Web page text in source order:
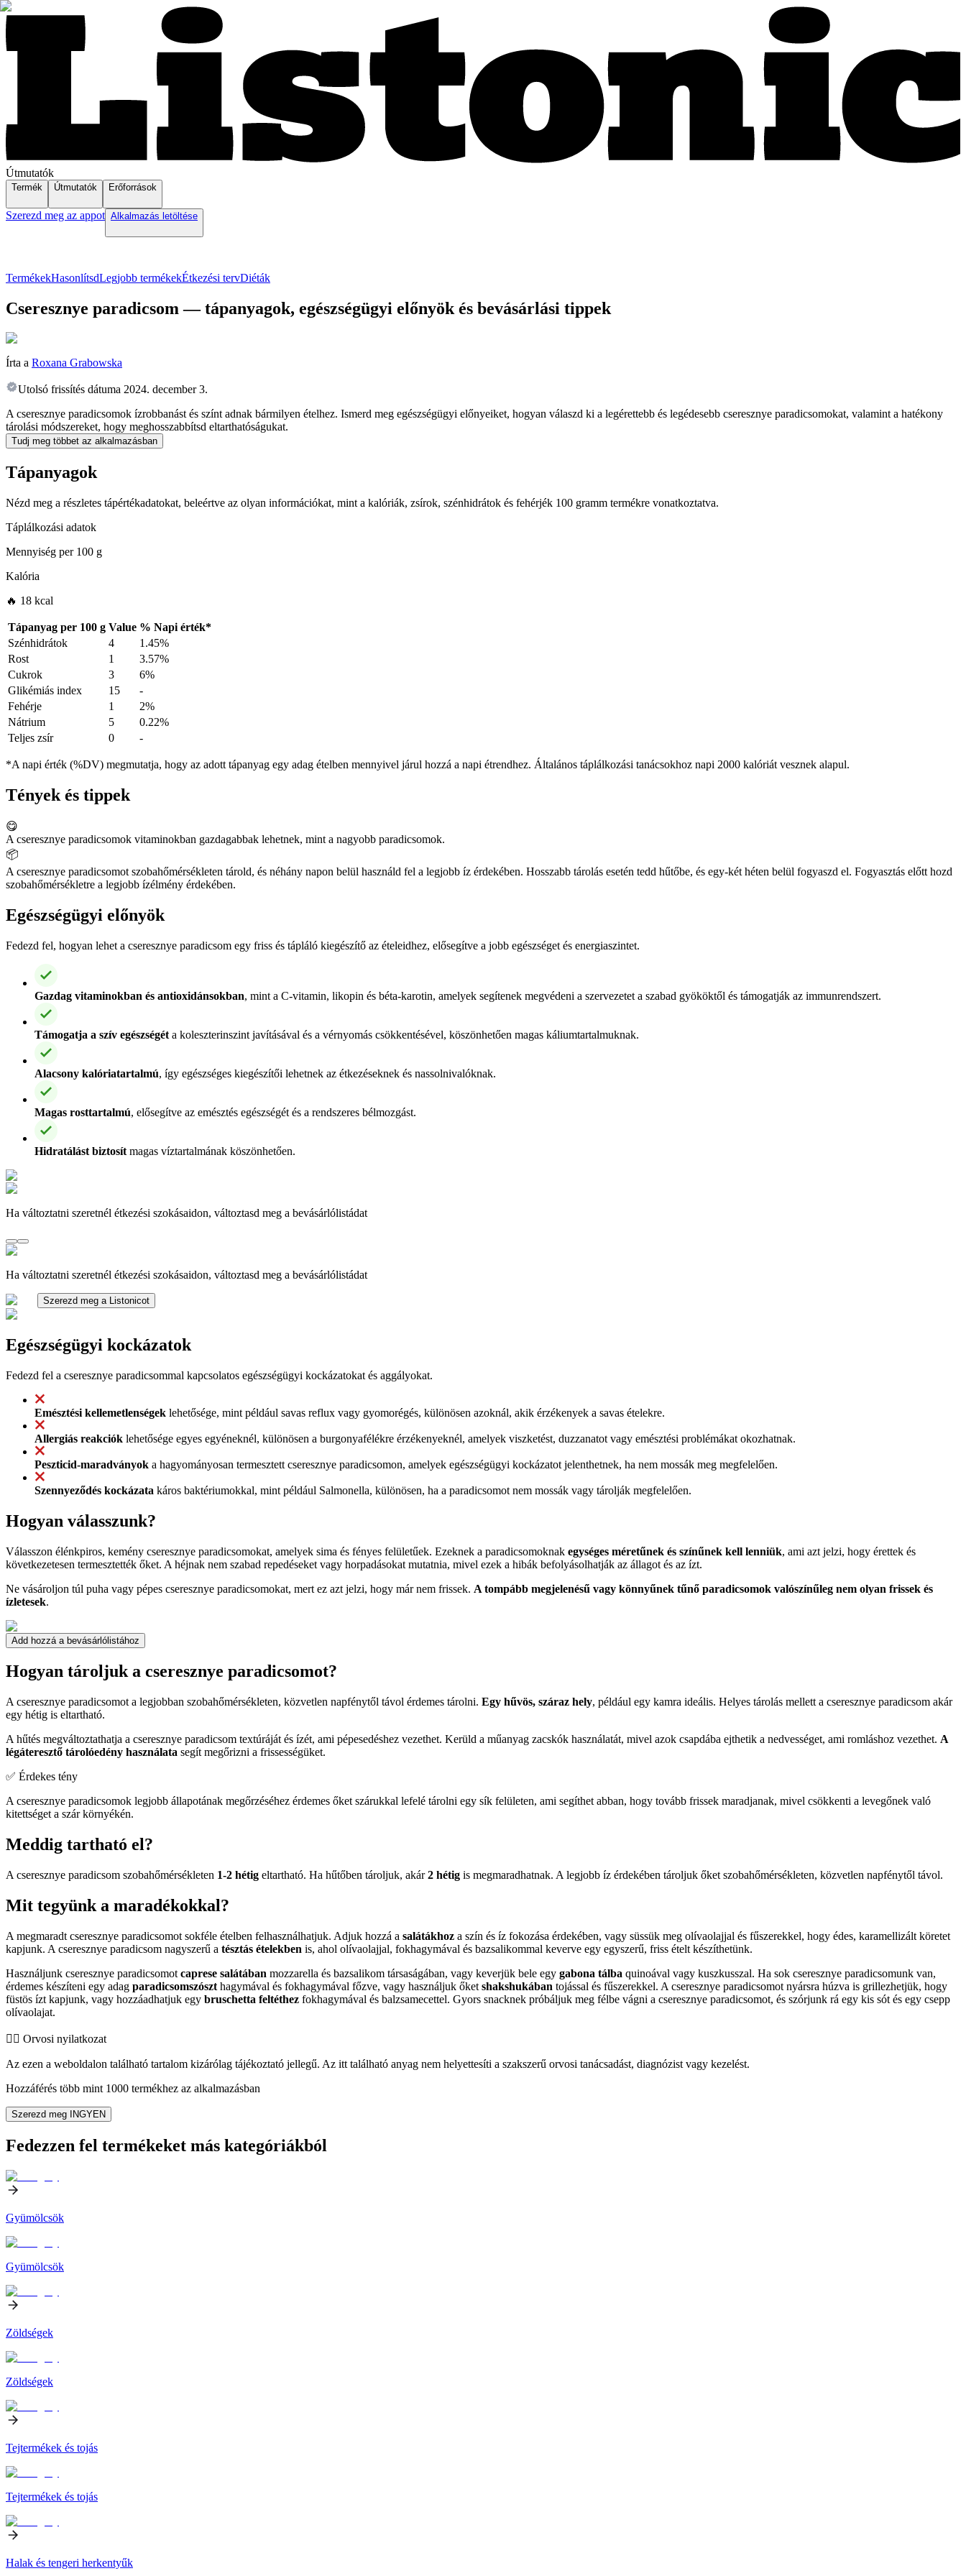
Útmutatók
Termék Útmutatók Erőforrások
Szerezd meg az appot Alkalmazás letöltése
TermékekHasonlítsdLegjobb termékekÉtkezési tervDiéták
Cseresznye paradicsom — tápanyagok, egészségügyi előnyök és bevásárlási tippek
Írta a Roxana Grabowska
Utolsó frissítés dátuma 2024. december 3.
A cseresznye paradicsomok ízrobbanást és színt adnak bármilyen ételhez. Ismerd meg egészségügyi előnyeiket, hogyan válaszd ki a legérettebb és legédesebb cseresznye paradicsomokat, valamint a hatékony
tárolási módszereket, hogy meghosszabbítsd eltarthatóságukat.
Tudj meg többet az alkalmazásban
Tápanyagok
Nézd meg a részletes tápértékadatokat, beleértve az olyan információkat, mint a kalóriák, zsírok, szénhidrátok és fehérjék 100 gramm termékre vonatkoztatva.
Táplálkozási adatok
Mennyiség per100 g
Kalória
🔥 18 kcal
Tápanyag per 100 g Value % Napi érték*
Szénhidrátok
4
1.45%
Rost
1
3.57%
Cukrok
3
6%
Glikémiás index
15
-
Fehérje
1
2%
Nátrium
5
0.22%
Teljes zsír
0 -
*A napi érték (%DV) megmutatja, hogy az adott tápanyag egy adag ételben mennyivel járul hozzá a napi étrendhez. Általános táplálkozási tanácsokhoz napi 2000 kalóriát vesznek alapul.
Tények és tippek
😋
A cseresznye paradicsomok vitaminokban gazdagabbak lehetnek, mint a nagyobb paradicsomok.
📦
A cseresznye paradicsomot szobahőmérsékleten tárold, és néhány napon belül használd fel a legjobb íz érdekében. Hosszabb tárolás esetén tedd hűtőbe, és egy-két héten belül fogyaszd el. Fogyasztás előtt hozd
szobahőmérsékletre a legjobb ízélmény érdekében.
Egészségügyi előnyök
Fedezd fel, hogyan lehet a cseresznye paradicsom egy friss és tápláló kiegészítő az ételeidhez, elősegítve a jobb egészséget és energiaszintet.
Gazdag vitaminokban és antioxidánsokban, mint a C-vitamin, likopin és béta-karotin, amelyek segítenek megvédeni a szervezetet a szabad gyököktől és támogatják az immunrendszert.
Támogatja a szív egészségét a koleszterinszint javításával és a vérnyomás csökkentésével, köszönhetően magas káliumtartalmuknak.
Alacsony kalóriatartalmú, így egészséges kiegészítői lehetnek az étkezéseknek és nassolnivalóknak.
Magas rosttartalmú, elősegítve az emésztés egészségét és a rendszeres bélmozgást.
Hidratálást biztosít magas víztartalmának köszönhetően.
Ha változtatni szeretnél étkezési szokásaidon, változtasd meg a bevásárlólistádat
Ha változtatni szeretnél étkezési szokásaidon, változtasd meg a bevásárlólistádat
Szerezd meg a Listonicot
Egészségügyi kockázatok
Fedezd fel a cseresznye paradicsommal kapcsolatos egészségügyi kockázatokat és aggályokat.
Emésztési kellemetlenségek lehetősége, mint például savas reflux vagy gyomorégés, különösen azoknál, akik érzékenyek a savas ételekre.
Allergiás reakciók lehetősége egyes egyéneknél, különösen a burgonyafélékre érzékenyeknél, amelyek viszketést, duzzanatot vagy emésztési problémákat okozhatnak.
Peszticid-maradványok a hagyományosan termesztett cseresznye paradicsomon, amelyek egészségügyi kockázatot jelenthetnek, ha nem mossák meg megfelelően.
Szennyeződés kockázata káros baktériumokkal, mint például Salmonella, különösen, ha a paradicsomot nem mossák vagy tárolják megfelelően.
Hogyan válasszunk?
Válasszon élénkpiros, kemény cseresznye paradicsomokat, amelyek sima és fényes felületűek. Ezeknek a paradicsomoknak egységes méretűnek és színűnek kell lenniük, ami azt jelzi, hogy érettek és
következetesen termesztették őket. A héjnak nem szabad repedéseket vagy horpadásokat mutatnia, mivel ezek a hibák befolyásolhatják az állagot és az ízt.
Ne vásároljon túl puha vagy pépes cseresznye paradicsomokat, mert ez azt jelzi, hogy már nem frissek. A tompább megjelenésű vagy könnyűnek tűnő paradicsomok valószínűleg nem olyan frissek és
ízletesek.
Add hozzá a bevásárlólistához
Hogyan tároljuk a cseresznye paradicsomot?
A cseresznye paradicsomot a legjobban szobahőmérsékleten, közvetlen napfénytől távol érdemes tárolni. Egy hűvös, száraz hely, például egy kamra ideális. Helyes tárolás mellett a cseresznye paradicsom akár
egy hétig is eltartható.
A hűtés megváltoztathatja a cseresznye paradicsom textúráját és ízét, ami pépesedéshez vezethet. Kerüld a műanyag zacskók használatát, mivel azok csapdába ejthetik a nedvességet, ami romláshoz vezethet. A
légáteresztő tárolóedény használata segít megőrizni a frissességüket.
✅ Érdekes tény
A cseresznye paradicsomok legjobb állapotának megőrzéséhez érdemes őket szárukkal lefelé tárolni egy sík felületen, ami segíthet abban, hogy tovább frissek maradjanak, mivel csökkenti a levegőnek való
kitettséget a szár környékén.
Meddig tartható el?
A cseresznye paradicsom szobahőmérsékleten 1-2 hétig eltartható. Ha hűtőben tároljuk, akár2 hétig is megmaradhatnak. A legjobb íz érdekében tároljuk őket szobahőmérsékleten, közvetlen napfénytől távol.
Mit tegyünk a maradékokkal?
A megmaradt cseresznye paradicsomot sokféle ételben felhasználhatjuk. Adjuk hozzá a salátákhoz a szín és íz fokozása érdekében, vagy süssük meg olívaolajjal és fűszerekkel, hogy édes, karamellizált köretet
kapjunk. A cseresznye paradicsom nagyszerű a tésztás ételekben is, ahol olívaolajjal, fokhagymával és bazsalikommal keverve egy egyszerű, friss ételt készíthetünk.
Használjunk cseresznye paradicsomot caprese salátában mozzarella és bazsalikom társaságában, vagy keverjük bele egy gabona tálba quinoával vagy kuszkusszal. Ha sok cseresznye paradicsomunk van,
érdemes készíteni egy adag paradicsomszószt hagymával és fokhagymával főzve, vagy használjuk őket shakshukában tojással és fűszerekkel. A cseresznye paradicsomot nyársra húzva is grillezhetjük, hogy
füstös ízt kapjunk, vagy hozzáadhatjuk egy bruschetta feltéthez fokhagymával és balzsamecettel. Gyors snacknek próbáljuk meg félbe vágni a cseresznye paradicsomot, és szórjunk rá egy kis sót és egy csepp
olívaolajat.
👨‍⚕️️ Orvosi nyilatkozat
Az ezen a weboldalon található tartalom kizárólag tájékoztató jellegű. Az itt található anyag nem helyettesíti a szakszerű orvosi tanácsadást, diagnózist vagy kezelést.
Hozzáférés több mint 1000 termékhez az alkalmazásban
Szerezd meg INGYEN
Fedezzen fel termékeket más kategóriákból
Gyümölcsök
Gyümölcsök
Zöldségek
Zöldségek
Tejtermékek és tojás
Tejtermékek és tojás
Halak és tengeri herkentyűk